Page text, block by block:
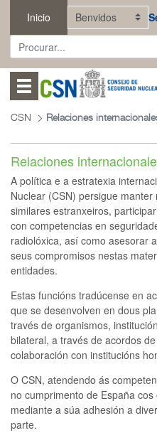
Saltar ao contido principal
Inicio
Abrir menú
CSN Relaciones
Relaciones
A política e a estratexia
Nuclear (CSN) persigue
similares estranxeiros,
con competencias en
radiolóxica, así como asesorar
seus compromisos nestas
entidades.
Estas funcións tradúcense en
que se desenvolven en dous
través de organismos,
bilateral, a través de acordos
colaboración con institucións
O CSN, atendendo ás
no cumprimento de España
mediante a súa adhesión a
parte.